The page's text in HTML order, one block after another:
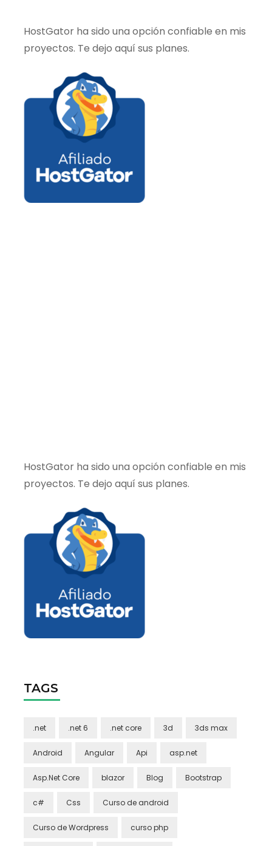
HostGator ha sido una opción confiable en mis
proyectos. Te dejo aquí sus planes.
HostGator ha sido una opción confiable en mis
proyectos. Te dejo aquí sus planes.
TAGS
.net .net 6 .net core 3d 3ds max
Android Angular Api asp.net
Asp.Net Core blazor Blog Bootstrap
c# Css Curso de android
Curso de Wordpress curso php